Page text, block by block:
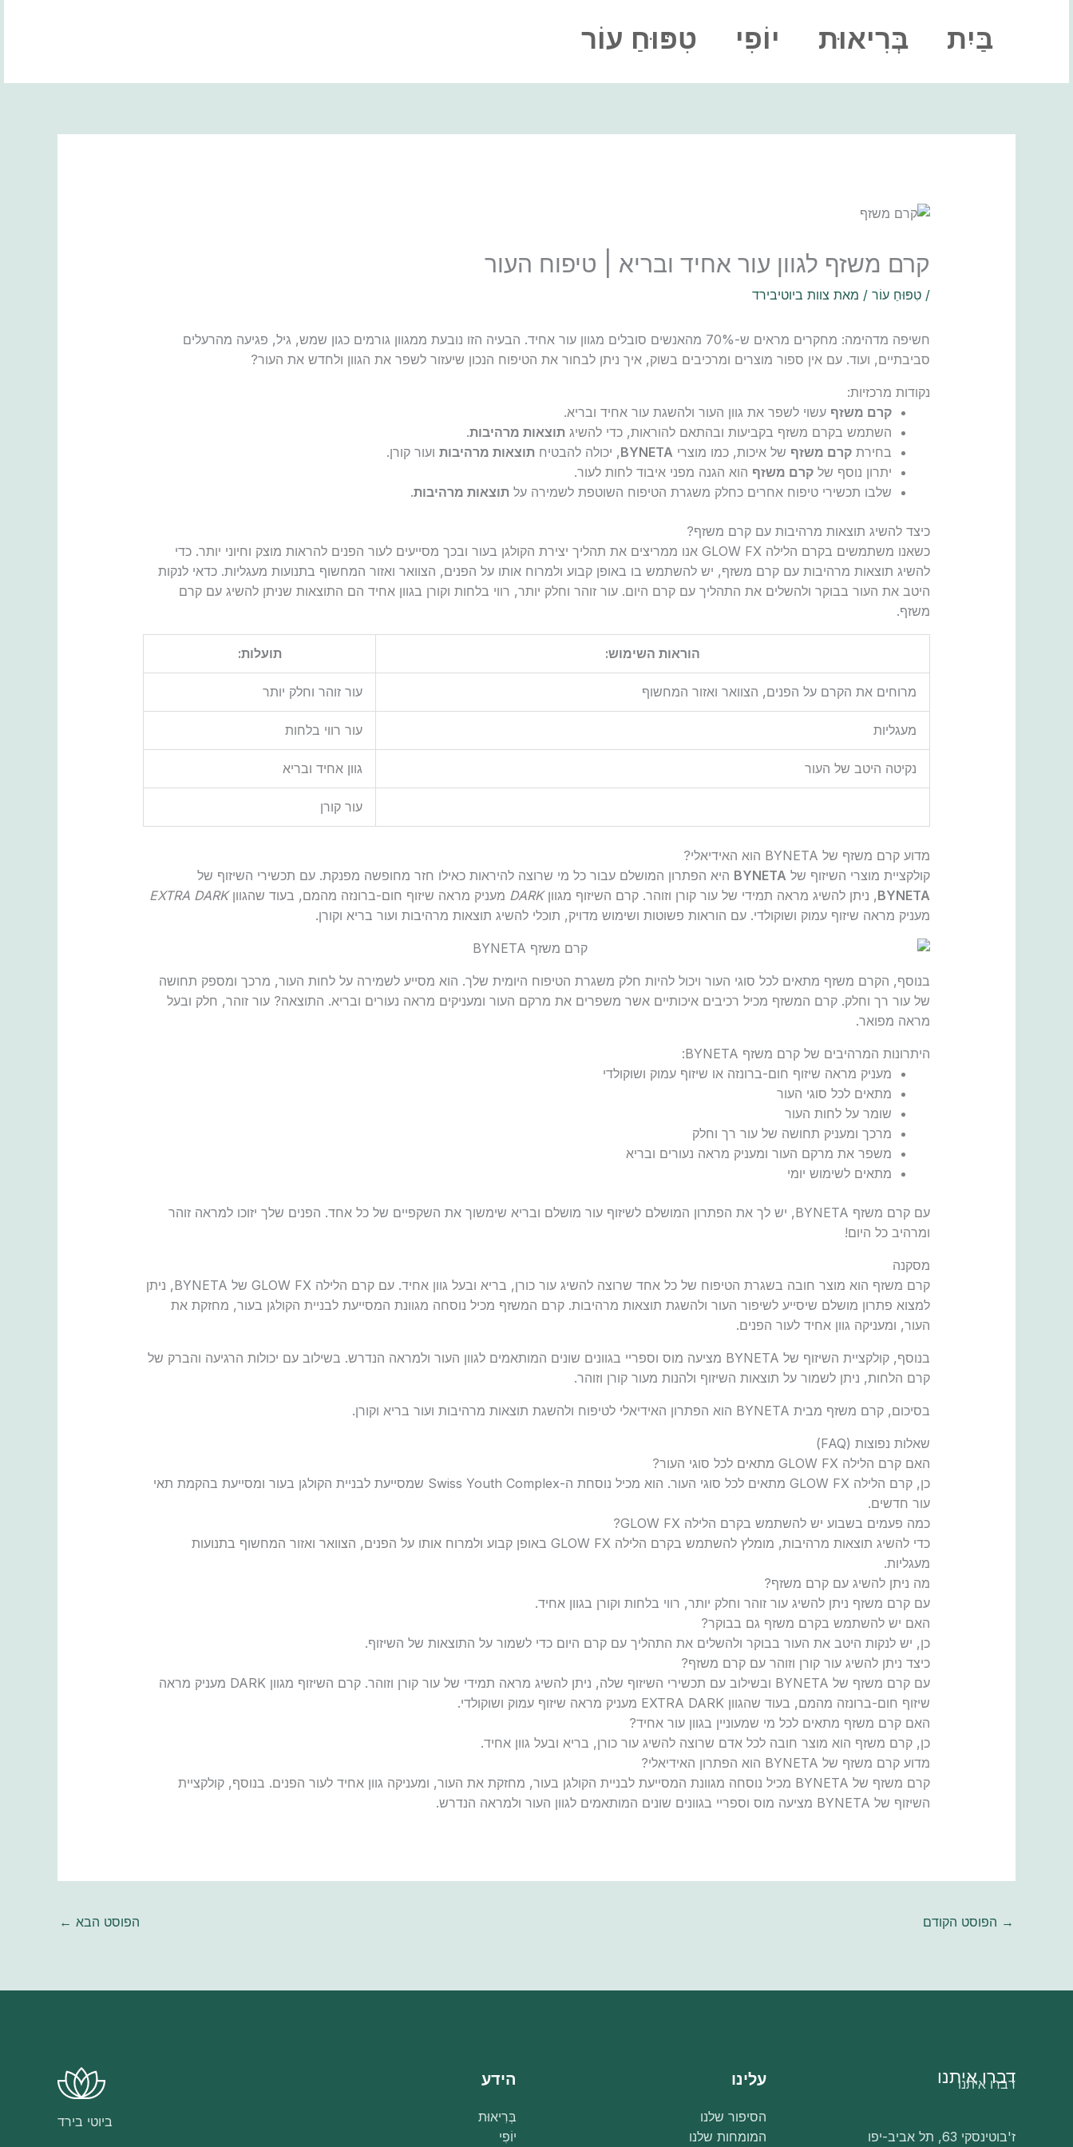
בַּיִת בְּרִיאוּת יוֹפִי טִפּוּחַ עוֹר
קרם משזף לגוון עור אחיד ובריא | טיפוח העור
/ טִפּוּחַ עוֹר/ מאת צוות ביוטיבירד
חשיפה מדהימה: מחקרים מראים ש-70% מהאנשים סובלים מגוון עור אחיד. הבעיה הזו נובעת ממגוון גורמים כגון שמש, גיל, פגיעה מהרעלים
סביבתיים, ועוד. עם אין ספור מוצרים ומרכיבים בשוק, איך ניתן לבחור את הטיפוח הנכון שיעזור לשפר את הגוון ולחדש את העור?
נקודות מרכזיות:
קרם משזף עשוי לשפר את גוון העור ולהשגת עור אחיד ובריא.
השתמש בקרם משזף בקביעות ובהתאם להוראות, כדי להשיג תוצאות מרהיבות.
בחירת קרם משזף של איכות, כמו מוצרי BYNETA, יכולה להבטיח תוצאות מרהיבותועור קורן.
יתרון נוסף של קרם משזף הוא הגנה מפני איבוד לחות לעור.
שלבו תכשירי טיפוח אחרים כחלק משגרת הטיפוח השוטפת לשמירה על תוצאות מרהיבות.
כיצד להשיג תוצאות מרהיבות עם קרם משזף?
כשאנו משתמשים בקרם הלילה GLOW FX אנו ממריצים את תהליך יצירת הקולגן בעור ובכך מסייעים לעור הפנים להראות מוצק וחיוני יותר. כדי
להשיג תוצאות מרהיבות עם קרם משזף, יש להשתמש בו באופן קבוע ולמרוח אותו על הפנים, הצוואר ואזור המחשוף בתנועות מעגליות. כדאי לנקות
היטב את העור בבוקר ולהשלים את התהליך עם קרם היום. עור זוהר וחלק יותר, רווי בלחות וקורן בגוון אחיד הם התוצאות שניתן להשיג עם קרם
משזף.
הוראות השימוש: תועלות:
מרוחים את הקרם על הפנים, הצוואר ואזור המחשוף עור זוהר וחלק יותר
מעגליות עור רווי בלחות
נקיטה היטב של העור גוון אחיד ובריא
עור קורן
מדוע קרם משזף של BYNETA הוא האידיאלי?
קולקציית מוצרי השיזוף של BYNETA היא הפתרון המושלם עבור כל מי שרוצה להיראות כאילו חזר מחופשה מפנקת. עם תכשירי השיזוף של
BYNETA, ניתן להשיג מראה תמידי של עור קורן וזוהר. קרם השיזוף מגווןDARK מעניק מראה שיזוף חום-ברונזה מהמם, בעוד שהגווןEXTRA DARK
מעניק מראה שיזוף עמוק ושוקולדי. עם הוראות פשוטות ושימוש מדויק, תוכלי להשיג תוצאות מרהיבות ועור בריא וקורן.
בנוסף, הקרם משזף מתאים לכל סוגי העור ויכול להיות חלק משגרת הטיפוח היומית שלך. הוא מסייע לשמירה על לחות העור, מרכך ומספק תחושה
של עור רך וחלק. קרם המשזף מכיל רכיבים איכותיים אשר משפרים את מרקם העור ומעניקים מראה נעורים ובריא. התוצאה? עור זוהר, חלק ובעל
מראה מפואר.
היתרונות המרהיבים של קרם משזף BYNETA:
מעניק מראה שיזוף חום-ברונזה או שיזוף עמוק ושוקולדי
מתאים לכל סוגי העור
שומר על לחות העור
מרכך ומעניק תחושה של עור רך וחלק
משפר את מרקם העור ומעניק מראה נעורים ובריא
מתאים לשימוש יומי
עם קרם משזף BYNETA, יש לך את הפתרון המושלם לשיזוף עור מושלם ובריא שימשוך את השקפיים של כל אחד. הפנים שלך יזוכו למראה זוהר
ומרהיב כל היום!
מסקנה
קרם משזף הוא מוצר חובה בשגרת הטיפוח של כל אחד שרוצה להשיג עור כורן, בריא ובעל גוון אחיד. עם קרם הלילה GLOW FX של BYNETA, ניתן
למצוא פתרון מושלם שיסייע לשיפור העור ולהשגת תוצאות מרהיבות. קרם המשזף מכיל נוסחה מגוונת המסייעת לבניית הקולגן בעור, מחזקת את
העור, ומעניקה גוון אחיד לעור הפנים.
בנוסף, קולקציית השיזוף של BYNETA מציעה מוס וספריי בגוונים שונים המותאמים לגוון העור ולמראה הנדרש. בשילוב עם יכולות הרגיעה והברק של
קרם הלחות, ניתן לשמור על תוצאות השיזוף ולהנות מעור קורן וזוהר.
בסיכום, קרם משזף מבית BYNETA הוא הפתרון האידיאלי לטיפוח ולהשגת תוצאות מרהיבות ועור בריא וקורן.
שאלות נפוצות (FAQ)
האם קרם הלילה GLOW FX מתאים לכל סוגי העור?
כן, קרם הלילה GLOW FX מתאים לכל סוגי העור. הוא מכיל נוסחת ה-Swiss Youth Complex שמסייעת לבניית הקולגן בעור ומסייעת בהקמת תאי
עור חדשים.
כמה פעמים בשבוע יש להשתמש בקרם הלילה GLOW FX?
כדי להשיג תוצאות מרהיבות, מומלץ להשתמש בקרם הלילה GLOW FX באופן קבוע ולמרוח אותו על הפנים, הצוואר ואזור המחשוף בתנועות
מעגליות.
מה ניתן להשיג עם קרם משזף?
עם קרם משזף ניתן להשיג עור זוהר וחלק יותר, רווי בלחות וקורן בגוון אחיד.
האם יש להשתמש בקרם משזף גם בבוקר?
כן, יש לנקות היטב את העור בבוקר ולהשלים את התהליך עם קרם היום כדי לשמור על התוצאות של השיזוף.
כיצד ניתן להשיג עור קורן וזוהר עם קרם משזף?
עם קרם משזף של BYNETA ובשילוב עם תכשירי השיזוף שלה, ניתן להשיג מראה תמידי של עור קורן וזוהר. קרם השיזוף מגוון DARK מעניק מראה
שיזוף חום-ברונזה מהמם, בעוד שהגוון EXTRA DARK מעניק מראה שיזוף עמוק ושוקולדי.
האם קרם משזף מתאים לכל מי שמעוניין בגוון עור אחיד?
כן, קרם משזף הוא מוצר חובה לכל אדם שרוצה להשיג עור כורן, בריא ובעל גוון אחיד.
מדוע קרם משזף של BYNETA הוא הפתרון האידיאלי?
קרם משזף של BYNETA מכיל נוסחה מגוונת המסייעת לבניית הקולגן בעור, מחזקת את העור, ומעניקה גוון אחיד לעור הפנים. בנוסף, קולקציית
השיזוף של BYNETA מציעה מוס וספריי בגוונים שונים המותאמים לגוון העור ולמראה הנדרש.
→ הפוסט הקודם הפוסט הבא ←
דברו איתנו
דברו איתנו
ז'בוטינסקי 63, תל אביב-יפו
עלינו
הסיפור שלנו
המומחות שלנו
הידע
בְּרִיאוּת
יוֹפִי
ביוטי בירד